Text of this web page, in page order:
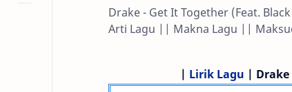
Drake - Get It Together (Feat.
Arti Lagu || Makna Lagu ||
| Lirik Lagu | Drake